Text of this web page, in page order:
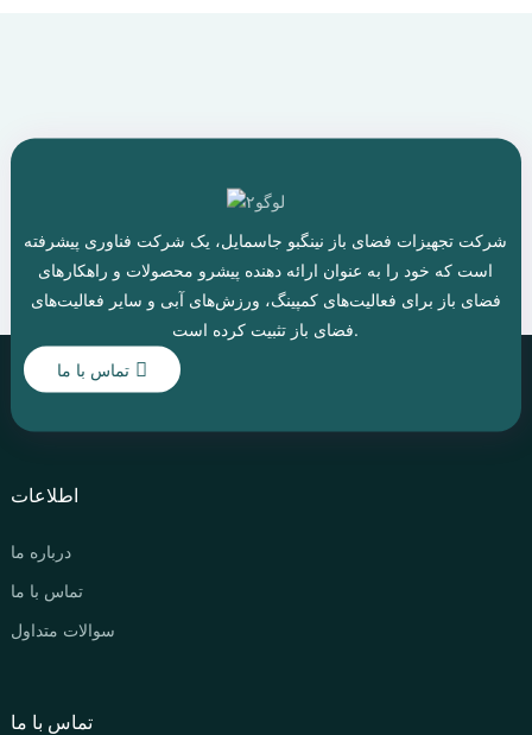
مفیدتر کند. در مجموع، انتخاب تأمین‌کننده‌ای با تجربه قوی در
نریزید. در نهایت - تحقیقات خود را انجام دهید، چند مورد را مقایسه
شرکت تجهیزات فضای باز نینگبو جاسمایل، یک شرکت فناوری پیشرفته
است که خود را به عنوان ارائه دهنده پیشرو محصولات و راهکارهای
فضای باز برای فعالیت‌های کمپینگ، ورزش‌های آبی و سایر فعالیت‌های
فضای باز تثبیت کرده است.
تماس با ما
اطلاعات
درباره ما
تماس با ما
سوالات متداول
تماس با ما